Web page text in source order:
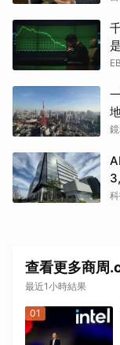
查看更多商周
最近1小時結果
01